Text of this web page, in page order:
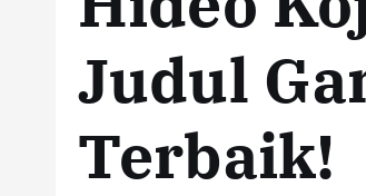
Judul
Terbaik!